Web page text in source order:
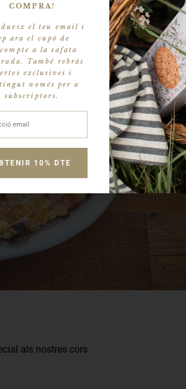
als nostres cors.
COMPRA!
el teu email i
ara el cupó de
a la safata
També rebràs
exclusives i
només per a
subscriptors.
10% DTE